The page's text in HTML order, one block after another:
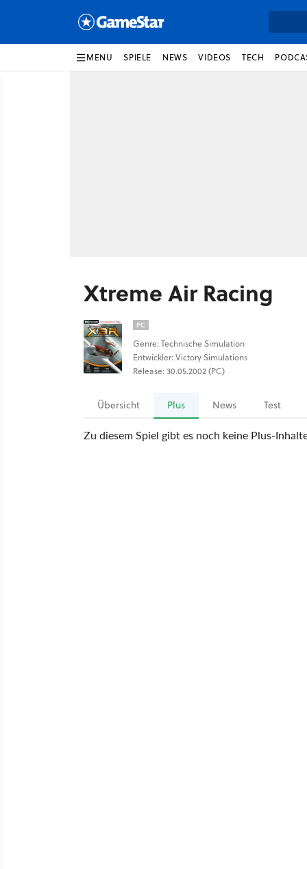
MENU SPIELE NEWS VIDEOS TECH
Xtreme Air Racing
PC
Genre: Technische Simulation
Entwickler: Victory Simulations
Release: 30.05.2002 (PC)
Übersicht Plus News Test
Zu diesem Spiel gibt es noch keine Plus-